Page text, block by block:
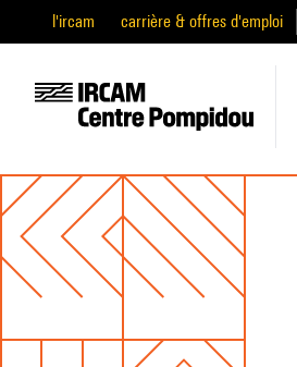
l'ircam carrière & offres d'emploi